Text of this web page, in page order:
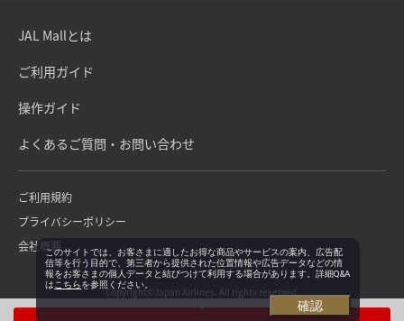
JAL Mallとは
ご利用ガイド
操作ガイド
よくあるご質問・お問い合わせ
ご利用規約
プライバシーポリシー
会社概要
Copyright©Japan Airlines. All rights reserved.
このサイトでは、お客さまに適したお得な商品やサービスの案内、広告配
信等を行う目的で、第三者から提供された位置情報や広告データなどの情
報をお客さまの個人データと結びつけて利用する場合があります。詳細Q&A
は こちらを参照ください。
確認